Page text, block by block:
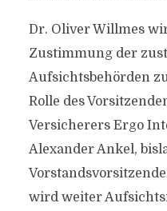
Dr. Oliver Willmes
Zustimmung der
Aufsichtsbehörden
Rolle des
Versicherers Ergo
Alexander Ankel,
wird weiter